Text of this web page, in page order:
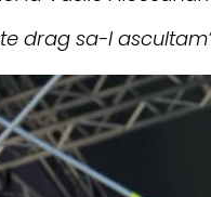
drag sa-l